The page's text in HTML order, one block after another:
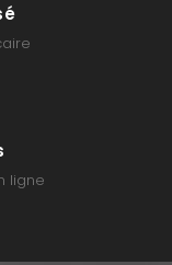
ligne